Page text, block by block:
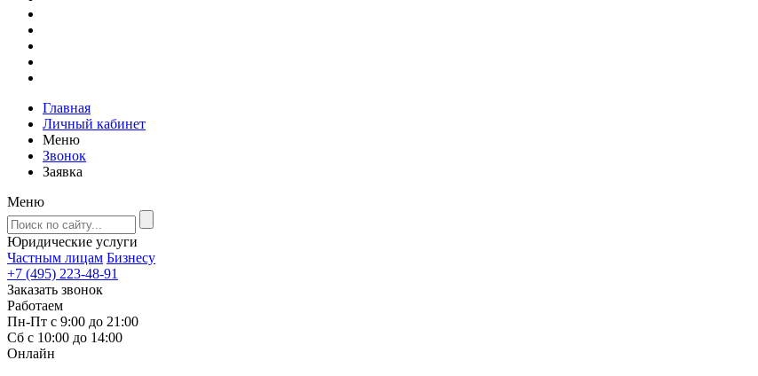
Главная
Личный кабинет
Меню
Звонок
Заявка
Меню
Юридические услуги
Частным лицам Бизнесу
+7 (495) 223-48-91
Заказать звонок
Работаем
Пн-Пт с 9:00 до 21:00
Сб с 10:00 до 14:00
Онлайн